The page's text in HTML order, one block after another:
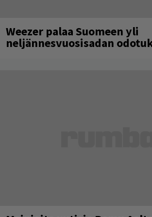
Weezer palaa Suomeen yli
neljännesvuosisadan